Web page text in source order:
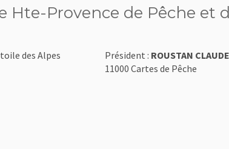
Hte-Provence de Pêche et
des Alpes
Président : ROUSTAN CLAUDE
11000 Cartes de Pêche